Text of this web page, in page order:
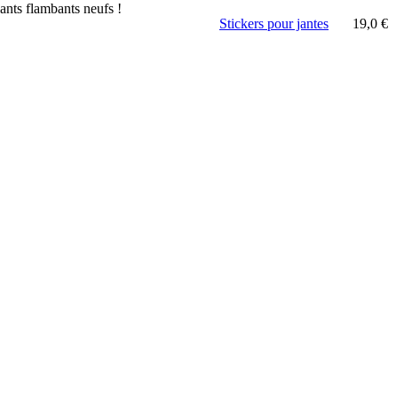
flambants neufs !
Stickers pour jantes
19,0 €